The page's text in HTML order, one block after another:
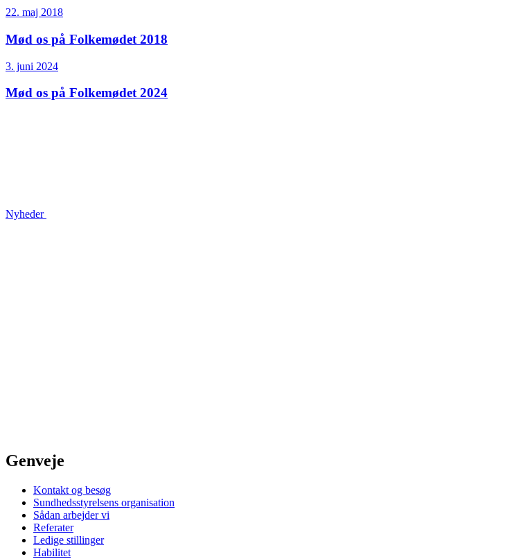
22. maj 2018
Mød os på Folkemødet 2018
3. juni 2024
Mød os på Folkemødet 2024
Nyheder
Genveje
Kontakt og besøg
Sundhedsstyrelsens organisation
Sådan arbejder vi
Referater
Ledige stillinger
Habilitet